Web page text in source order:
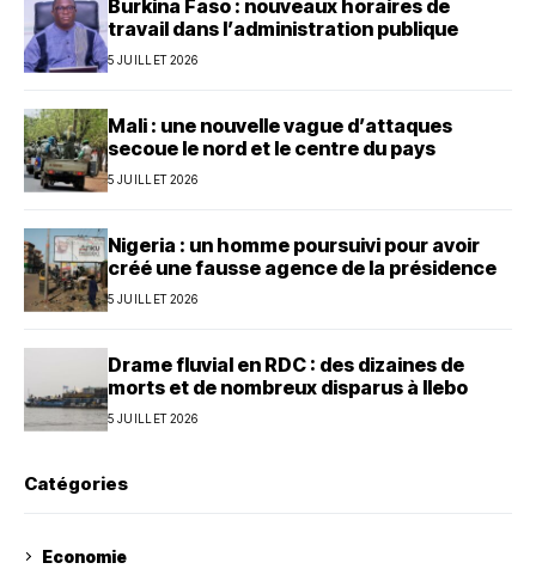
Burkina Faso : nouveaux horaires de
travail dans l’administration publique
5 JUILLET 2026
Mali : une nouvelle vague d’attaques
secoue le nord et le centre du pays
5 JUILLET 2026
Nigeria : un homme poursuivi pour avoir
créé une fausse agence de la présidence
5 JUILLET 2026
Drame fluvial en RDC : des dizaines de
morts et de nombreux disparus à Ilebo
5 JUILLET 2026
Catégories
Economie